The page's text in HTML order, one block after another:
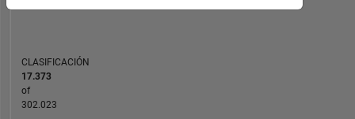
CRONOLOGÍA
CLASIFICACIÓN
17.373
of
302.023